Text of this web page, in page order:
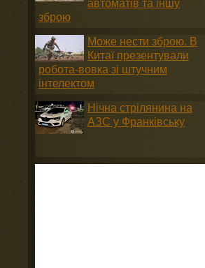
автоматів та іншу
зброю
Може нести зброю. В
Китаї презентували
робота-вовка зі штучним
інтелектом
Нічна стрілянина на
АЗС у Франківську